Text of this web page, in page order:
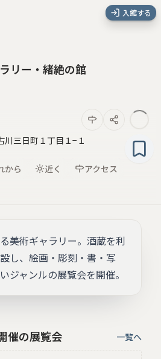
入館する
リー・緒絶の館
川三日町１丁目１−１
から 近く
アクセス
美術ギャラリー。酒蔵を利
し、絵画・彫刻・書・写
ジャンルの展覧会を開催。
催の展覧会 一覧へ